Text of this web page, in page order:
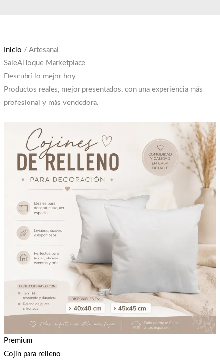
Inicio / Artesanal
SaleAlToque Marketplace
Descubrí lo mejor hoy
Productos reales, mejor presentados, con una experiencia más
profesional y más vendedora.
Premium
Cojin para relleno
era:
$12,000.
$10,000.
era:
$300.
$250.
era:
$850.
$650.